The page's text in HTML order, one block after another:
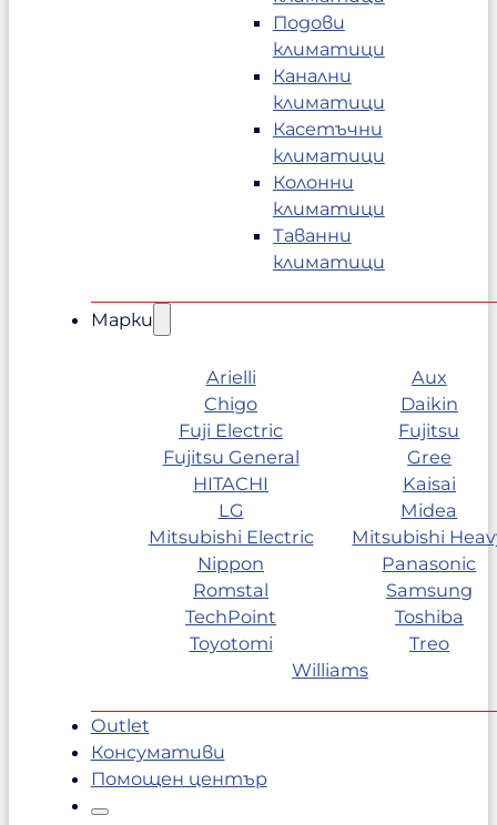
Подови
климатици
Канални
климатици
Касетъчни
климатици
Колонни
климатици
Таванни
климатици
Марки
Arielli
Aux
Chigo
Daikin
Fuji Electric
Fujitsu
Fujitsu General
Gree
HITACHI
Kaisai
LG
Midea
Mitsubishi Electric
Mitsubishi
Nippon
Panasonic
Romstal
Samsung
TechPoint
Toshiba
Toyotomi
Treo
Williams
Outlet
Консумативи
Помощен център